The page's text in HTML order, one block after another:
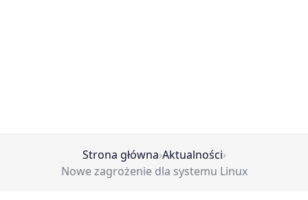
Strona główna›Aktualności›
Nowe zagrożenie dla systemu Linux